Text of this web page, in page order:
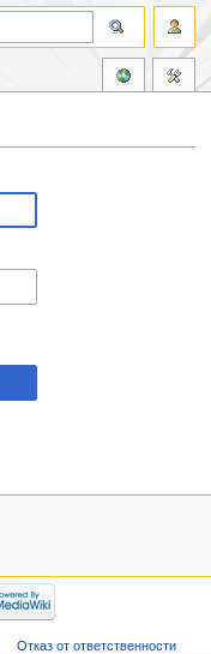
Отказ от ответственности